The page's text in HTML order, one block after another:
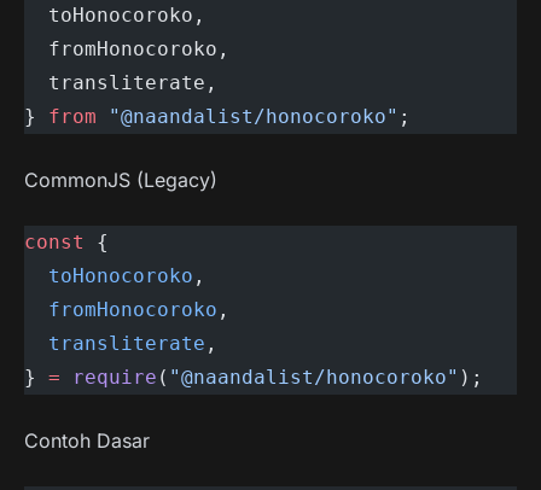
  toHonocoroko,
  fromHonocoroko,
  transliterate,
} from "@naandalist/honocoroko" ;
CommonJS (Legacy)
const
{
  toHonocoroko
,
  fromHonocoroko
,
  transliterate
,
} = require ( "@naandalist/honocoroko" );
Contoh Dasar